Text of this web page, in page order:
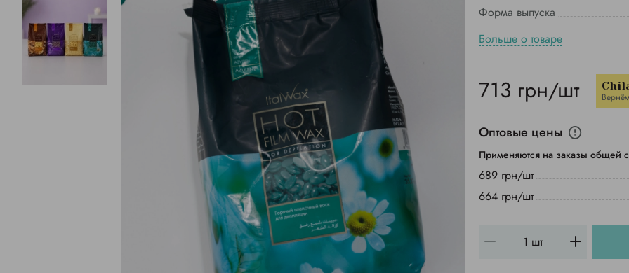
Форма выпуска
Больше о товаре
713 грн/шт
Оптовые цены
Применяются на заказы общей
689 грн/шт
664 грн/шт